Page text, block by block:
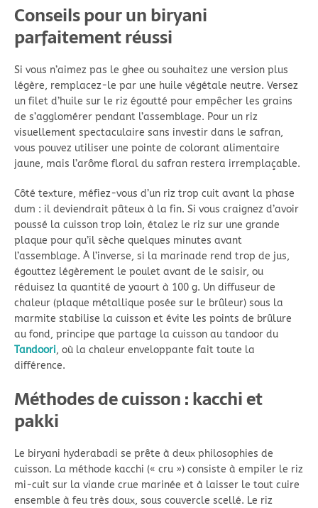
Conseils pour un biryani
parfaitement réussi
Si vous n’aimez pas le ghee ou souhaitez une version plus
légère, remplacez-le par une huile végétale neutre. Versez
un filet d’huile sur le riz égoutté pour empêcher les grains
de s’agglomérer pendant l’assemblage. Pour un riz
visuellement spectaculaire sans investir dans le safran,
vous pouvez utiliser une pointe de colorant alimentaire
jaune, mais l’arôme floral du safran restera irremplaçable.
Côté texture, méfiez-vous d’un riz trop cuit avant la phase
dum : il deviendrait pâteux à la fin. Si vous craignez d’avoir
poussé la cuisson trop loin, étalez le riz sur une grande
plaque pour qu’il sèche quelques minutes avant
l’assemblage. À l’inverse, si la marinade rend trop de jus,
égouttez légèrement le poulet avant de le saisir, ou
réduisez la quantité de yaourt à 100 g. Un diffuseur de
chaleur (plaque métallique posée sur le brûleur) sous la
marmite stabilise la cuisson et évite les points de brûlure
au fond, principe que partage la cuisson au tandoor du
Tandoori, où la chaleur enveloppante fait toute la
différence.
Méthodes de cuisson : kacchi et
pakki
Le biryani hyderabadi se prête à deux philosophies de
cuisson. La méthode kacchi (« cru ») consiste à empiler le riz
mi-cuit sur la viande crue marinée et à laisser le tout cuire
ensemble à feu très doux, sous couvercle scellé. Le riz